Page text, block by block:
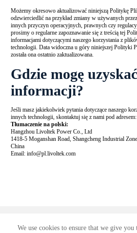
We use cookies to ensure that we give you
Możemy okresowo aktualizować niniejszą Politykę
odzwierciedlić na przykład zmiany w używanych
innych przyczyn operacyjnych, prawnych czy
prosimy o regularne zapoznawanie się z treścią tej
informacjami dotyczącymi naszego korzystania z
technologii. Data widoczna u góry niniejszej Polityki
została ona ostatnio zaktualizowana.
Gdzie mogę
informacji?
Jeśli masz jakiekolwiek pytania dotyczące naszego
innych technologii, skontaktuj się z nami pod adresem:
Tłumaczenie na polski:
Hangzhou Livoltek Power Co., Ltd
1418-5 Moganshan Road, Shangcheng Industrial
China
Email: info@pl.livoltek.com